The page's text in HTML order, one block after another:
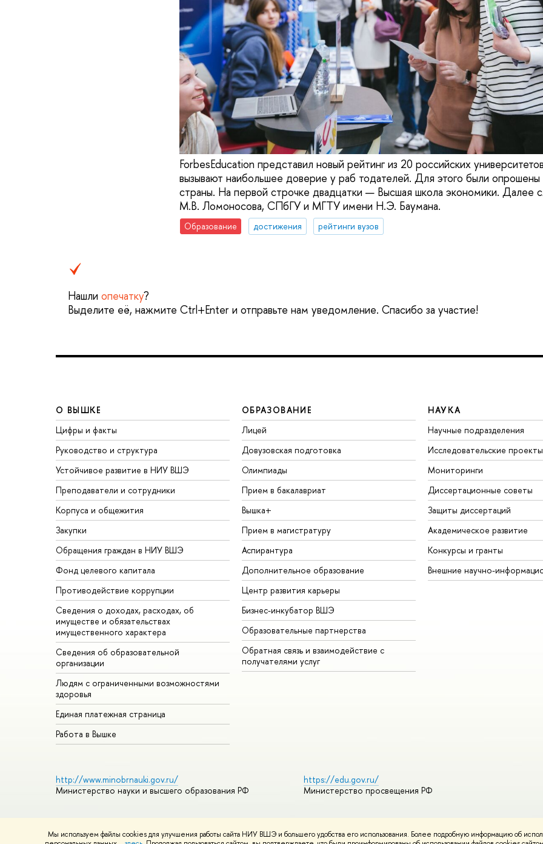
Мы используем файлы cookies для улучшения работы сайта НИУ ВШЭ и большего удобства его использования. Более подробную информацию об
ForbesEducation представил новый рейтинг из 20 российских
вызывают наибольшее доверие у раб тодателей. Для этого были
страны. На первой строчке двадцатки — Высшая школа экономики.
М.В. Ломоносова, СПбГУ и МГТУ имени Н.Э. Баумана.
Образование достижения рейтинги вузов
Нашли опечатку?
Выделите её, нажмите Ctrl+Enter и отправьте нам уведомление. Спасибо за участие!
О ВЫШКЕ
Цифры и факты
Руководство и структура
Устойчивое развитие в НИУ ВШЭ
Преподаватели и сотрудники
Корпуса и общежития
Закупки
Обращения граждан в НИУ ВШЭ
Фонд целевого капитала
Противодействие коррупции
Сведения о доходах, расходах, об
имуществе и обязательствах
имущественного характера
Сведения об образовательной
организации
Людям с ограниченными возможностями
здоровья
Единая платежная страница
Работа в Вышке
ОБРАЗОВАНИЕ
Лицей
Довузовская подготовка
Олимпиады
Прием в бакалавриат
Вышка+
Прием в магистратуру
Аспирантура
Дополнительное образование
Центр развития карьеры
Бизнес-инкубатор ВШЭ
Образовательные партнерства
Обратная связь и взаимодействие с
получателями услуг
НАУКА
Научные подразделения
Исследовательские проекты
Мониторинги
Диссертационные советы
Защиты диссертаций
Академическое развитие
Конкурсы и гранты
Внешние научно-
http://www.minobrnauki.gov.ru/
Министерство науки и высшего образования РФ
https://edu.gov.ru/
Министерство просвещения РФ
© НИУ ВШЭ 1993–2026 Адреса и контактыУсловия использования материаловПолитика конфиденциальностиКарта сайта